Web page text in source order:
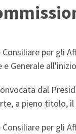
Consiliare per gli
e Generale
dal
a pieno titolo,
Consiliare per gli